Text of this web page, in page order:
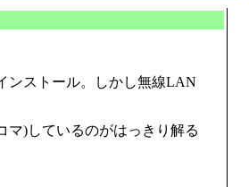
ンストール。しかし無線LAN
)しているのがはっきり解る